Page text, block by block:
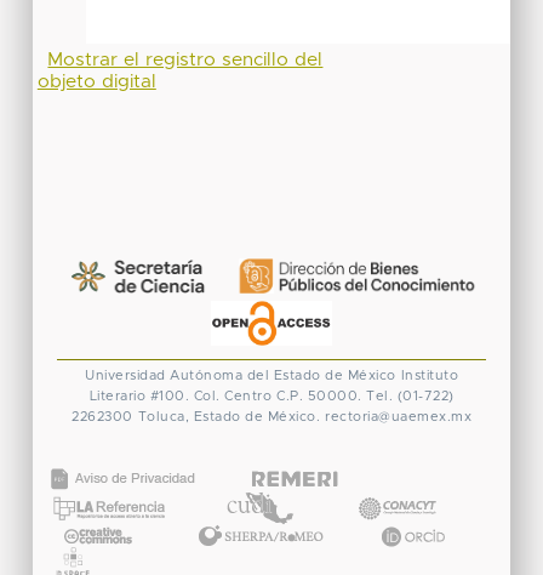
Mostrar el registro sencillo del
objeto digital
Universidad Autónoma del Estado de México
Instituto
Literario #100. Col. Centro C.P. 50000. Tel. (01-722)
2262300
Toluca, Estado de México. rectoria@uaemex.mx